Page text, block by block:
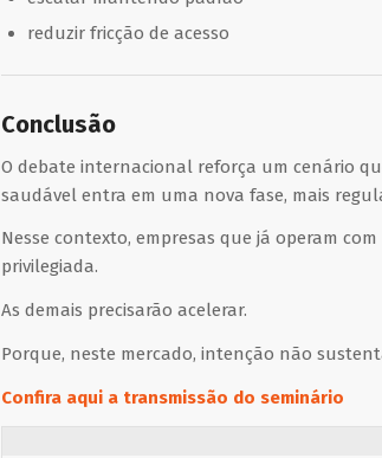
reduzir fricção de acesso
Conclusão
O debate internacional reforça um cenário
saudável entra em uma nova fase, mais
Nesse contexto, empresas que já operam
privilegiada.
As demais precisarão acelerar.
Porque, neste mercado, intenção não
Confira aqui a transmissão do seminário